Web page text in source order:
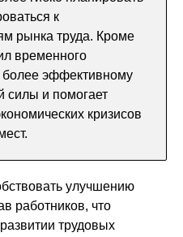
к
рынка труда. Кроме
временного
более эффективному
силы и помогает
кризисов
улучшению
работников, что
трудовых